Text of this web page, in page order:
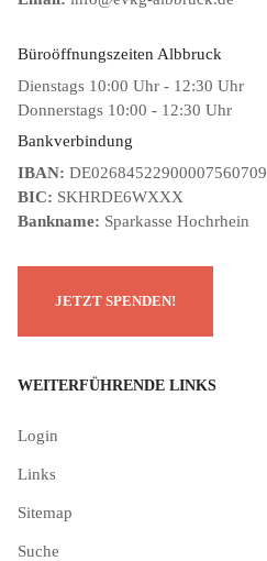
Büroöffnungszeiten Albbruck
Dienstags 10:00 Uhr - 12:30 Uhr
Donnerstags 10:00 - 12:30 Uhr
Bankverbindung
IBAN: DE02684522900007560709
BIC: SKHRDE6WXXX
Bankname: Sparkasse Hochrhein
WEITERFÜHRENDE LINKS
Login
Links
Sitemap
Suche